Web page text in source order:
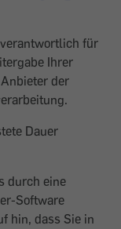
für
Ihrer
der
Dauer
durch eine
Software
hin, dass Sie in